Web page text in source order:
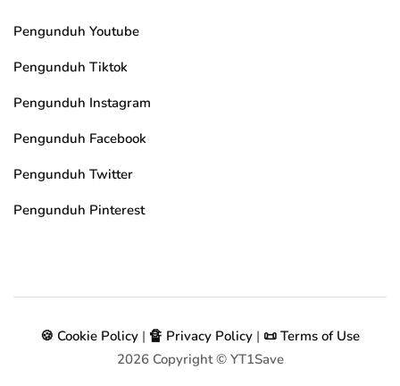
Pengunduh Youtube
Pengunduh Tiktok
Pengunduh Instagram
Pengunduh Facebook
Pengunduh Twitter
Pengunduh Pinterest
🍪 Cookie Policy | 🔏 Privacy Policy | 📜 Terms of Use
2026Copyright © YT1Save